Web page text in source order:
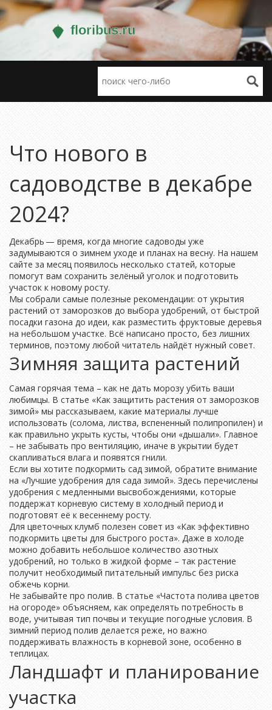
Что нового в
садоводстве в декабре
2024?
Декабрь — время, когда многие садоводы уже
задумываются о зимнем уходе и планах на весну. На нашем
сайте за месяц появилось несколько статей, которые
помогут вам сохранить зелёный уголок и подготовить
участок к новому росту.
Мы собрали самые полезные рекомендации: от укрытия
растений от заморозков до выбора удобрений, от быстрой
посадки газона до идеи, как разместить фруктовые деревья
на небольшом участке. Всё написано просто, без лишних
терминов, поэтому любой читатель найдёт нужный совет.
Зимняя защита растений
Самая горячая тема – как не дать морозу убить ваши
любимцы. В статье «Как защитить растения от заморозков
зимой» мы рассказываем, какие материалы лучше
использовать (солома, листва, вспененный полипропилен) и
как правильно укрыть кусты, чтобы они «дышали». Главное
– не забывать про вентиляцию, иначе в укрытии будет
скапливаться влага и появятся гнили.
Если вы хотите подкормить сад зимой, обратите внимание
на «Лучшие удобрения для сада зимой». Здесь перечислены
удобрения с медленными высвобождениями, которые
поддержат корневую систему в холодный период и
подготовят её к весеннему росту.
Для цветочных клумб полезен совет из «Как эффективно
подкормить цветы для быстрого роста». Даже в холоде
можно добавить небольшое количество азотных
удобрений, но только в жидкой форме – так растение
получит необходимый питательный импульс без риска
обжечь корни.
Не забывайте про полив. В статье «Частота полива цветов
на огороде» объясняем, как определять потребность в
воде, учитывая тип почвы и текущие погодные условия. В
зимний период полив делается реже, но важно
поддерживать влажность в корневой зоне, особенно в
теплицах.
Ландшафт и планирование
участка